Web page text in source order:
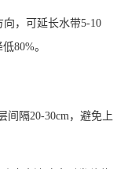
，可延长水带5-10
80%。
间隔20-30cm，避免上